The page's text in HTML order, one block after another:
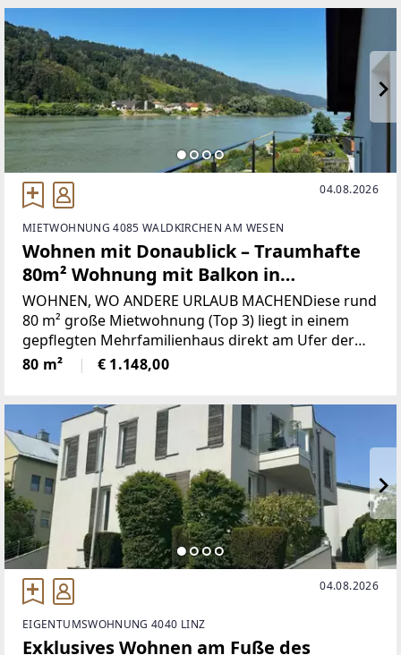
04.08.2026
MIETWOHNUNG 4085 WALDKIRCHEN AM WESEN
Wohnen mit Donaublick – Traumhafte
80m² Wohnung mit Balkon in
Niederranna
WOHNEN, WO ANDERE URLAUB MACHENDiese rund
80 m² große Mietwohnung (Top 3) liegt in einem
gepflegten Mehrfamilienhaus direkt am Ufer der
Donau – ein Ort, an dem Ruhe, Natur und Komfort
perfekt miteinander verschmelzen. Wer den Blick
80 m² € 1.148,00
04.08.2026
EIGENTUMSWOHNUNG 4040 LINZ
Exklusives Wohnen am Fuße des